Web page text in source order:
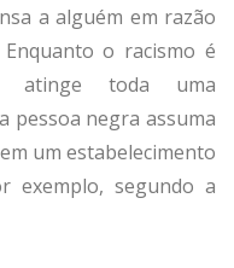
a alguém em razão
o racismo é
atinge toda uma
pessoa negra assuma
um estabelecimento
exemplo, segundo a